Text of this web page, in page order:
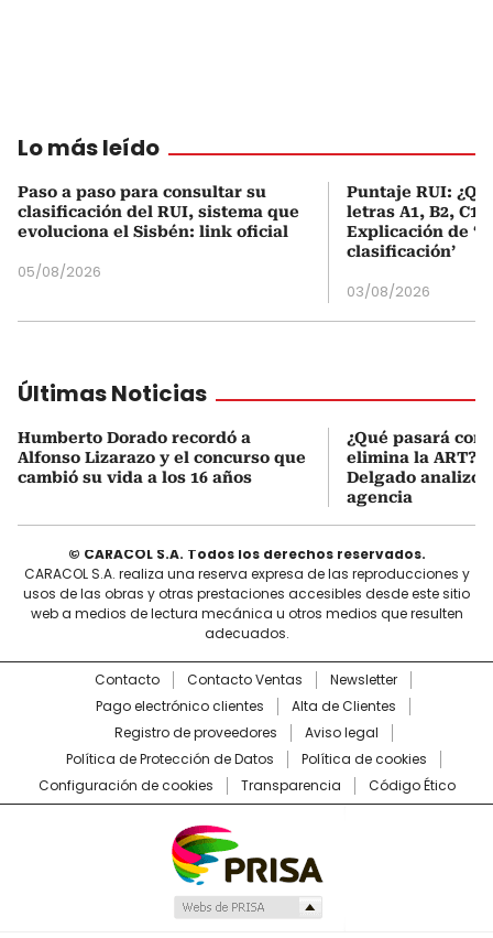
Lo más leído
Paso a paso para consultar su
clasificación del RUI, sistema que
evoluciona el Sisbén: link oficial
05/08/2026
Puntaje RUI:
letras A1, B2, C1
Explicación de
clasificación’
03/08/2026
Últimas Noticias
Humberto Dorado recordó a
Alfonso Lizarazo y el concurso que
cambió su vida a los 16 años
¿Qué pasará con
elimina la ART?
Delgado analizó
agencia
© CARACOL S.A. Todos los derechos reservados.
CARACOL S.A. realiza una reserva expresa de las reproducciones y
usos de las obras y otras prestaciones accesibles desde este sitio
web a medios de lectura mecánica u otros medios que resulten
adecuados.
Contacto Contacto Ventas
Newsletter
Pago electrónico clientes
Alta de Clientes
Registro de proveedores
Aviso legal
Política de Protección de Datos
Política de cookies
Configuración de cookies
Transparencia Código Ético